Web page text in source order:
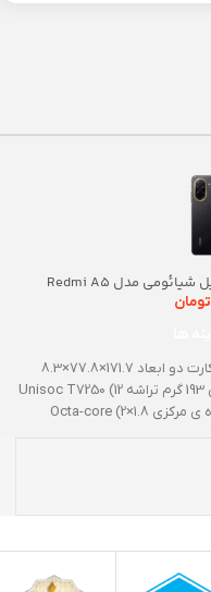
گوشی موبایل شیائومی مدل Redmi A5
تومان
تعداد سیم کارت دو ابعاد 171.7×77.8×8.3
میلی‌متر وزن 193 گرم تراشه Unisoc T7250 (12